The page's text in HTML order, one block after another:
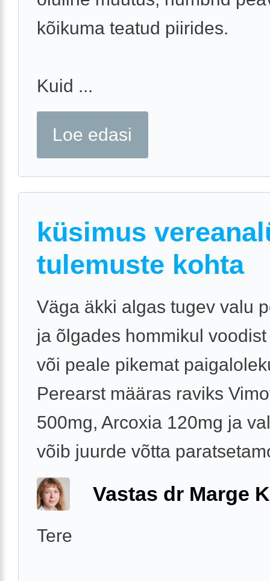
kõikuma teatud piirides.
Kuid ...
Loe edasi
küsimus
tulemuste kohta
Väga äkki algas tugev valu
ja õlgades hommikul
või peale pikemat
Perearst määras raviks
500mg, Arcoxia 120mg ja
võib juurde võtta
Vastas dr Marge
Tere